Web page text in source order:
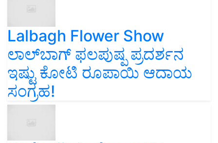
Lalbagh Flower Show
ಲಾಲ್‌ಬಾಗ್ ಫಲಪುಷ್ಪ ಪ್ರದರ್ಶನ
ಇಷ್ಟು ಕೋಟಿ ರೂಪಾಯಿ ಆದಾಯ
ಸಂಗ್ರಹ!